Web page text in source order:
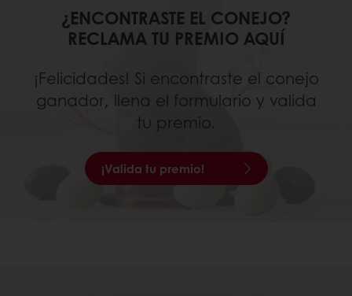
¿ENCONTRASTE EL CONEJO?
RECLAMA TU PREMIO AQUÍ
¡Felicidades! Si encontraste el conejo
ganador, llena el formulario y valida
tu premio.
¡Valida tu premio!